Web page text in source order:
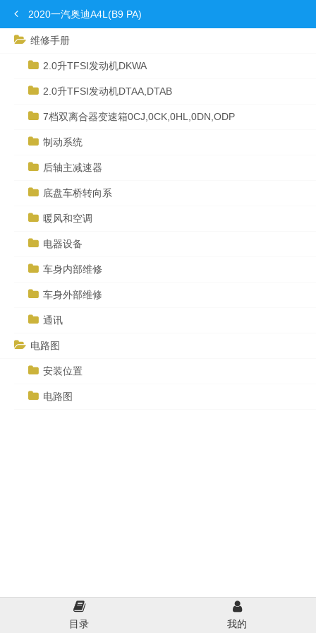
2020一汽奥迪A4L(B9 PA)
维修手册
2.0升TFSI发动机DKWA
2.0升TFSI发动机DTAA,DTAB
7档双离合器变速箱0CJ,0CK,0HL,0DN,ODP
制动系统
后轴主减速器
底盘车桥转向系
暖风和空调
电器设备
车身内部维修
车身外部维修
通讯
电路图
安装位置
电路图
目录 我的